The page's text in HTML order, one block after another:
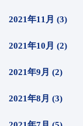
2021年11月 (3)
2021年10月 (2)
2021年9月 (2)
2021年8月 (3)